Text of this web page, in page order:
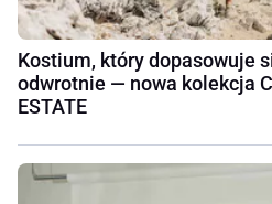
Kostium, który dopasowuje
odwrotnie — nowa kolekcja
ESTATE